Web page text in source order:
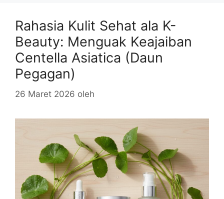
Rahasia Kulit Sehat ala K-
Beauty: Menguak Keajaiban
Centella Asiatica (Daun
Pegagan)
26 Maret 2026 oleh